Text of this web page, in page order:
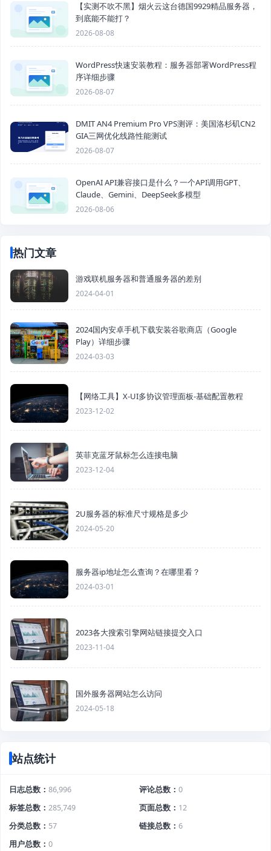
【实测不吹不黑】烟火云这台德国9929精品服务器，
到底能不能打？
2026-08-08
WordPress快速安装教程：服务器部署WordPress程
序详细步骤
2026-08-07
DMIT AN4 Premium Pro VPS测评：美国洛杉矶CN2
GIA三网优化线路性能测试
2026-08-07
OpenAI API兼容接口是什么？一个API调用GPT、
Claude、Gemini、DeepSeek多模型
2026-08-06
热门文章
游戏联机服务器和普通服务器的差别
2024-04-01
2024国内安卓手机下载安装谷歌商店（Google
Play）详细步骤
2024-03-03
【网络工具】X-UI多协议管理面板-基础配置教程
2023-12-02
英菲克蓝牙鼠标怎么连接电脑
2023-12-04
2U服务器的标准尺寸规格是多少
2024-05-20
服务器ip地址怎么查询？在哪里看？
2024-03-01
2023各大搜索引擎网站链接提交入口
2023-11-04
国外服务器网站怎么访问
2024-05-18
站点统计
日志总数 86,996 评论总数
0
标签总数
285,749 页面总数
12
分类总数
57 链接总数
6
用户总数
0